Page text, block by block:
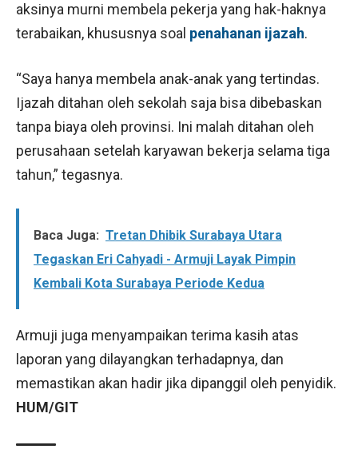
aksinya murni membela pekerja yang hak-haknya
terabaikan, khususnya soal penahanan ijazah.
“Saya hanya membela anak-anak yang tertindas.
Ijazah ditahan oleh sekolah saja bisa dibebaskan
tanpa biaya oleh provinsi. Ini malah ditahan oleh
perusahaan setelah karyawan bekerja selama tiga
tahun,” tegasnya.
Baca Juga: Tretan Dhibik Surabaya Utara
Tegaskan Eri Cahyadi - Armuji Layak Pimpin
Kembali Kota Surabaya Periode Kedua
Armuji juga menyampaikan terima kasih atas
laporan yang dilayangkan terhadapnya, dan
memastikan akan hadir jika dipanggil oleh penyidik.
HUM/GIT